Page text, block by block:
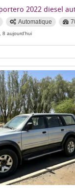
2022 diesel
Automatique
8 aujourd'hui